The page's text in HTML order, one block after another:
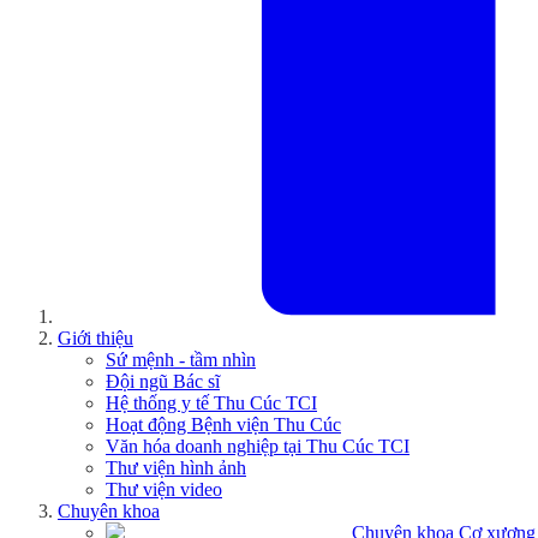
Giới thiệu
Sứ mệnh - tầm nhìn
Đội ngũ Bác sĩ
Hệ thống y tế Thu Cúc TCI
Hoạt động Bệnh viện Thu Cúc
Văn hóa doanh nghiệp tại Thu Cúc TCI
Thư viện hình ảnh
Thư viện video
Chuyên khoa
Chuyên khoa Cơ